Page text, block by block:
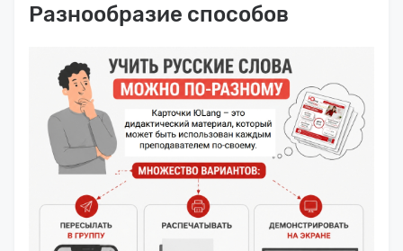
Разнообразие способов